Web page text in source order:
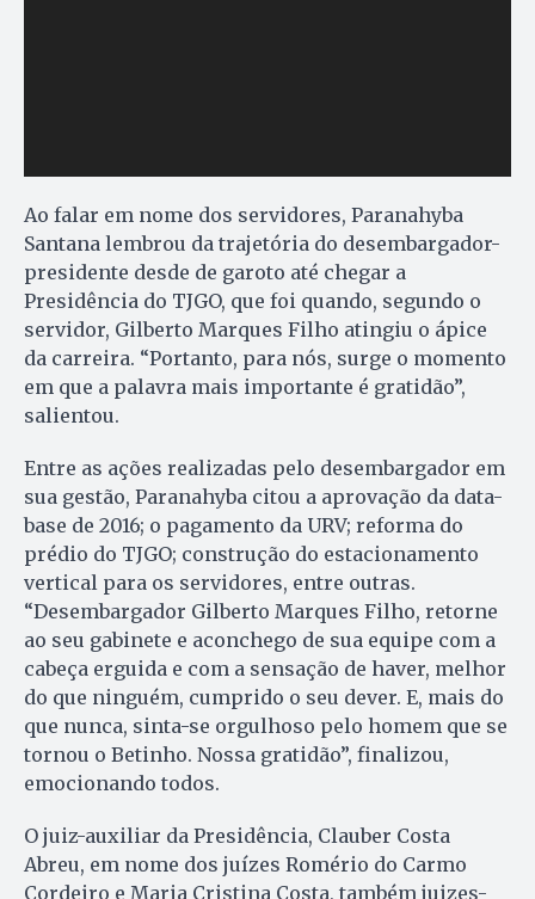
Ao falar em nome dos servidores, Paranahyba
Santana lembrou da trajetória do desembargador-
presidente desde de garoto até chegar a
Presidência do TJGO, que foi quando, segundo o
servidor, Gilberto Marques Filho atingiu o ápice
da carreira. “Portanto, para nós, surge o momento
em que a palavra mais importante é gratidão”,
salientou.
Entre as ações realizadas pelo desembargador em
sua gestão, Paranahyba citou a aprovação da data-
base de 2016; o pagamento da URV; reforma do
prédio do TJGO; construção do estacionamento
vertical para os servidores, entre outras.
“Desembargador Gilberto Marques Filho, retorne
ao seu gabinete e aconchego de sua equipe com a
cabeça erguida e com a sensação de haver, melhor
do que ninguém, cumprido o seu dever. E, mais do
que nunca, sinta-se orgulhoso pelo homem que se
tornou o Betinho. Nossa gratidão”, finalizou,
emocionando todos.
O juiz-auxiliar da Presidência, Clauber Costa
Abreu, em nome dos juízes Romério do Carmo
Cordeiro e Maria Cristina Costa, também juizes-